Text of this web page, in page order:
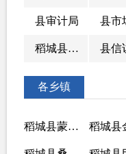
县审计局
稻城县行政审批局 县信
各乡镇
稻城县蒙自乡人民政府